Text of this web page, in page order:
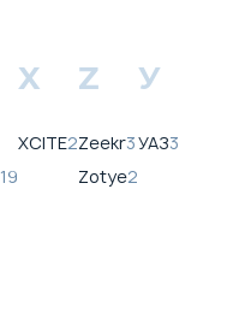
19
X
XCITE2
Z
Zeekr3
Zotye2
У
УАЗ3